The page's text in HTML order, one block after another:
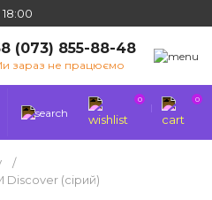
(073) 855-88-48
зараз не працюємо
0 0
Discover (сірий)